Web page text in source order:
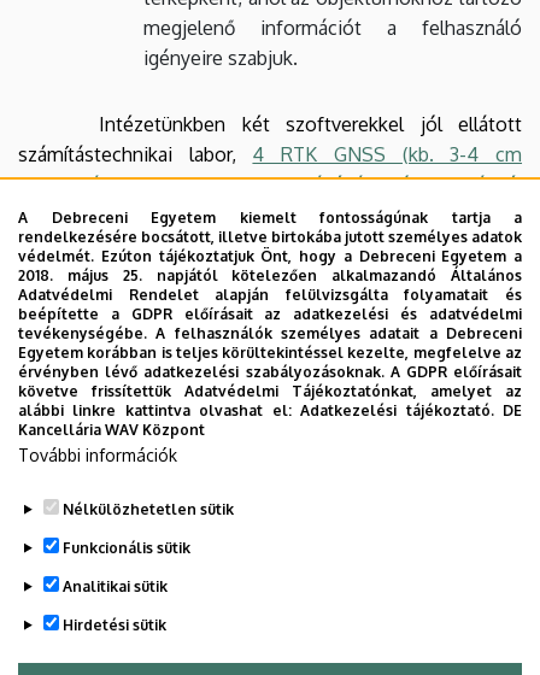
megjelenő információt a felhasználó
igényeire szabjuk.
Intézetünkben két szoftverekkel jól ellátott
számítástechnikai labor, 4 RTK GNSS (kb. 3-4 cm
pontosság), 5 UAV (2 nagyfelbontású látható tartományú,
4 multispektrális és 1 termális kamerával), egy térszkenner
és egy geodéziai mérőállomásvárja a geoinformatika
szakra jelentkező hallgatókat. A piacképes tudást,
tapasztalatot nemcsak a tanórákon, hanem számos ipari
partnerünknél, a szakmai gyakorlat keretében is meg lehet
szerezni.
Mintatanterv
Képzési és kimeneti követelmények
Tantárgylista
Legutóbbi frissítés: 2023. 11. 15. 14:18
A Debreceni Egyetem kiemelt fontosságúnak tartja a
rendelkezésére bocsátott, illetve birtokába jutott személyes adatok
védelmét. Ezúton tájékoztatjuk Önt, hogy a Debreceni Egyetem a
2018. május 25. napjától kötelezően alkalmazandó Általános
Adatvédelmi Rendelet alapján felülvizsgálta folyamatait és
beépítette a GDPR előírásait az adatkezelési és adatvédelmi
tevékenységébe. A felhasználók személyes adatait a Debreceni
Egyetem korábban is teljes körültekintéssel kezelte, megfelelve az
érvényben lévő adatkezelési szabályozásoknak. A GDPR előírásait
követve frissítettük Adatvédelmi Tájékoztatónkat, amelyet az
alábbi linkre kattintva olvashat el:Adatkezelési tájékoztató. DE
Kancellária WAV Központ
További információk
Nélkülözhetetlen sütik
Funkcionális sütik
Analitikai sütik
Hirdetési sütik